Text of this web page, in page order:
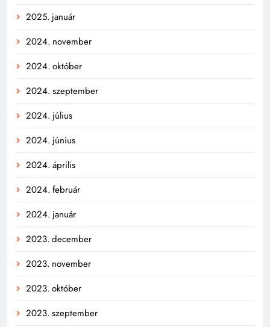
2025. január
2024. november
2024. október
2024. szeptember
2024. július
2024. június
2024. április
2024. február
2024. január
2023. december
2023. november
2023. október
2023. szeptember